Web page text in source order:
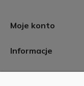
Moje konto
Informacje